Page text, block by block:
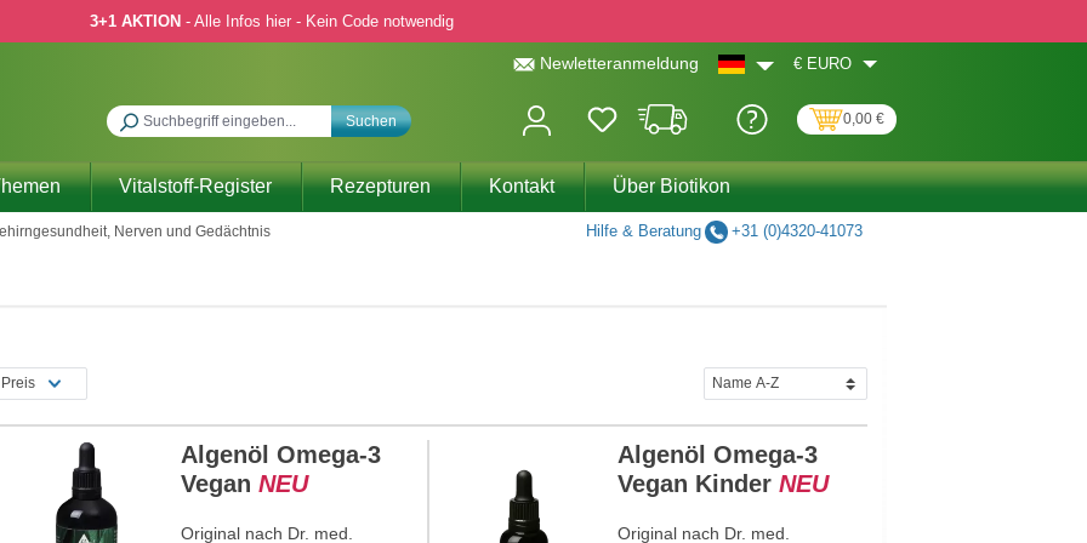
3+1 AKTION - Alle Infos hier - Kein Code notwendig
Newletteranmeldung € EURO
Suchen 0,00 €
Vitalstoff-Register Rezepturen Kontakt Über Biotikon
Nerven und Gedächtnis Hilfe & Beratung +31 (0)4320-41073
Preis
Algenöl Omega-3
Vegan NEU
Original nach Dr. med.
Algenöl Omega-3
Vegan KinderNEU
Original nach Dr. med.